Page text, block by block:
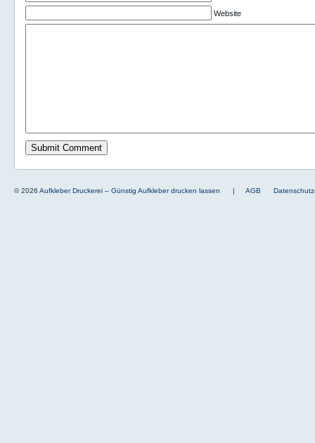
Website
© 2026 Aufkleber Druckerei – Günstig Aufkleber drucken lassen | AGB